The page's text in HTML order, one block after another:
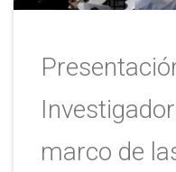
marco de